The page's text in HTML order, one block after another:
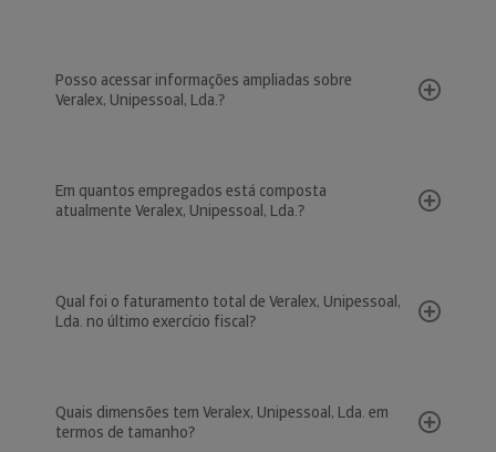
Posso acessar informações ampliadas sobre
Veralex, Unipessoal, Lda.?
Em quantos empregados está composta
atualmente Veralex, Unipessoal, Lda.?
Qual foi o faturamento total de Veralex, Unipessoal,
Lda. no último exercício fiscal?
Quais dimensões tem Veralex, Unipessoal, Lda. em
termos de tamanho?